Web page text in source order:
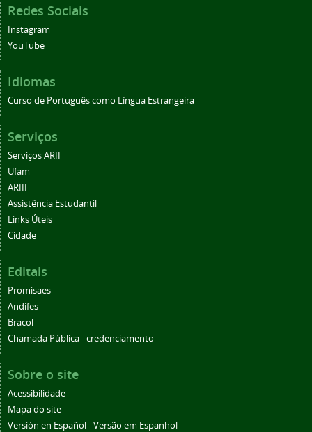
Redes Sociais
Instagram
YouTube
Idiomas
Curso de Português como Língua Estrangeira
Serviços
Serviços ARII
Ufam
ARIII
Assistência Estudantil
Links Úteis
Cidade
Editais
Promisaes
Andifes
Bracol
Chamada Pública - credenciamento
Sobre o site
Acessibilidade
Mapa do site
Versión en Español - Versão em Espanhol